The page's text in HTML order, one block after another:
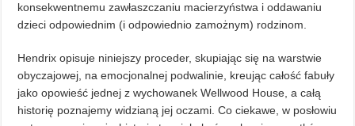
konsekwentnemu zawłaszczaniu macierzyństwa i oddawaniu
dzieci odpowiednim (i odpowiednio zamożnym) rodzinom.
Hendrix opisuje niniejszy proceder, skupiając się na warstwie
obyczajowej, na emocjonalnej podwalinie, kreując całość fabuły
jako opowieść jednej z wychowanek Wellwood House, a całą
historię poznajemy widzianą jej oczami. Co ciekawe, w posłowiu